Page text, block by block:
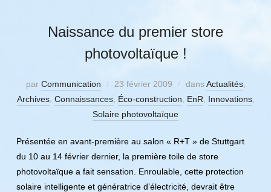
Naissance du premier store
photovoltaïque !
par Communication 23 février 2009 dansActualités,
Archives, Connaissances, Éco-construction EnR Innovations,
Solaire photovoltaïque
Présentée en avant-première au salon « R+T » de Stuttgart
du 10 au 14 février dernier, la première toile de store
photovoltaïque a fait sensation. Enroulable, cette protection
solaire intelligente et génératrice d’électricité, devrait être